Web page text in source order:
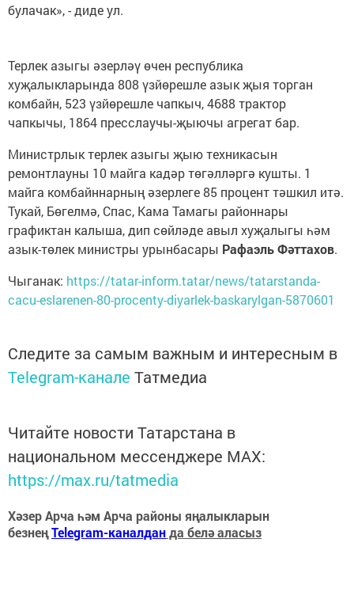
булачак», - диде ул.
Терлек азыгы әзерләү өчен республика
хуҗалыкларында 808 үзйөрешле азык җыя торган
комбайн, 523 үзйөрешле чапкыч, 4688 трактор
чапкычы, 1864 пресслаучы-җыючы агрегат бар.
Министрлык терлек азыгы җыю техникасын
ремонтлауны 10 майга кадәр төгәлләргә кушты. 1
майга комбайннарның әзерлеге 85 процент тәшкил итә.
Тукай, Бөгелмә, Спас, Кама Тамагы районнары
графиктан калыша, дип сөйләде авыл хуҗалыгы һәм
азык-төлек министры урынбасары Рафаэль Фәттахов.
Чыганак: https://tatar-inform.tatar/news/tatarstanda-
cacu-eslarenen-80-procenty-diyarlek-baskarylgan-5870601
Следите за самым важным и интересным в
Telegram-канале Татмедиа
Читайте новости Татарстана в
национальном мессенджере MАХ:
https://max.ru/tatmedia
Хәзер Арча һәм Арча районы яңалыкларын
безнеңTelegram-каналданда белә аласыз